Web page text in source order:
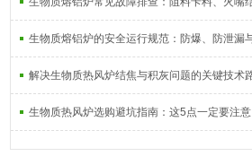
生物质熔铝炉的安全运行规范：防爆、防泄漏
解决生物质热风炉结焦与积灰问题的关键技术
生物质热风炉选购避坑指南：这5点一定要注意